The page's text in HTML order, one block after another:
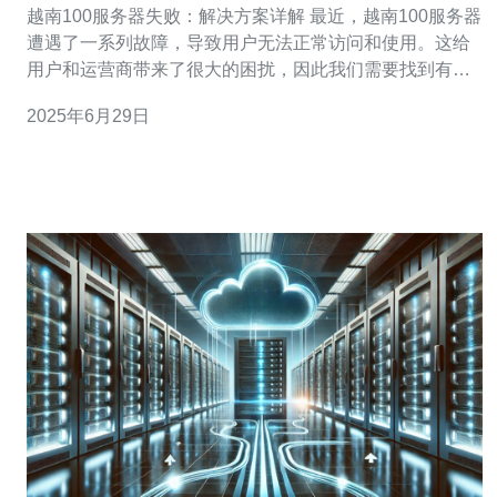
越南100服务器失败：解决方案详解 最近，越南100服务器
遭遇了一系列故障，导致用户无法正常访问和使用。这给
用户和运营商带来了很大的困扰，因此我们需要找到有效
100服务器故障的主要原因是网络拥堵、
2025年6月29日